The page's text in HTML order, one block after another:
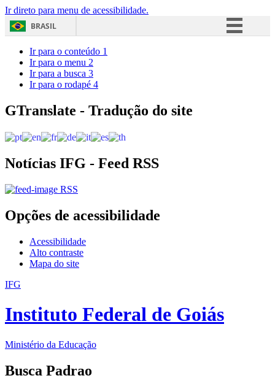
Ir direto para menu de acessibilidade.
BRASIL
Acesso à informação
Ir para o conteúdo 1
Ir para o menu 2
Ir para a busca 3
Ir para o rodapé 4
GTranslate - Tradução do site
Notícias IFG - Feed RSS
RSS
Opções de acessibilidade
Acessibilidade
Alto contraste
Mapa do site
IFG
Instituto Federal de Goiás
Ministério da Educação
Busca Padrao